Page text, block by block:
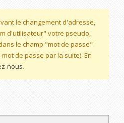
le changement d'adresse,
d'utilisateur" votre pseudo,
le champ "mot de passe"
de passe par la suite). En
nous.